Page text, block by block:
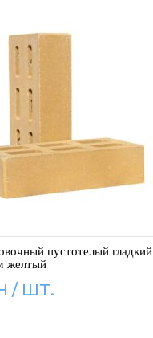
пустотелый гладкий
желтый